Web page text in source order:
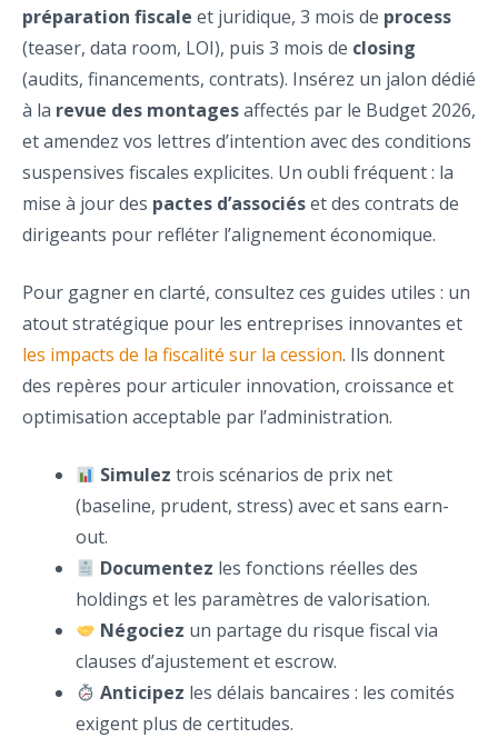
préparation fiscale et juridique, 3 mois de process
(teaser, data room, LOI), puis 3 mois de closing
(audits, financements, contrats). Insérez un jalon dédié
à la revue des montagesaffectés par le Budget 2026,
et amendez vos lettres d’intention avec des conditions
suspensives fiscales explicites. Un oubli fréquent : la
mise à jour des pactes d’associéset des contrats de
dirigeants pour refléter l’alignement économique.
Pour gagner en clarté, consultez ces guides utiles : un
atout stratégique pour les entreprises innovantes et
les impacts de la fiscalité sur la cession. Ils donnent
des repères pour articuler innovation, croissance et
optimisation acceptable par l’administration.
Simulez trois scénarios de prix net
(baseline, prudent, stress) avec et sans earn-
out.
Documentez les fonctions réelles des
holdings et les paramètres de valorisation.
Négociez un partage du risque fiscal via
clauses d’ajustement et escrow.
Anticipez les délais bancaires : les comités
exigent plus de certitudes.